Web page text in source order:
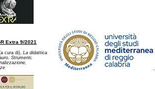
Extra 9/2021
cura di), La didattica
Strumenti,